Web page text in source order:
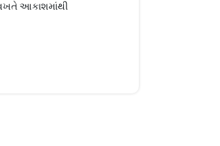
વખતે આકાશમાંથી